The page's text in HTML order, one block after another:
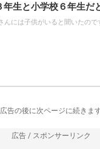
生と小学校６年生だ
んには子供がいると聞いたの
広告の後に次ページに続きます
広告 / スポンサーリンク